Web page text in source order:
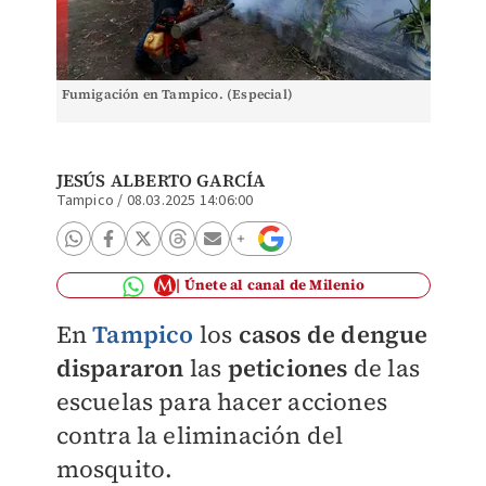
Fumigación en Tampico. (Especial)
JESÚS ALBERTO GARCÍA
Tampico / 08.03.2025 14:06:00
Únete al canal de Milenio
EnTampico los casos de dengue
dispararon las peticiones de las
escuelas para hacer acciones
contra la eliminación del
mosquito.